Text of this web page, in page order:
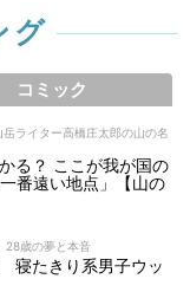
グ
コミック
ライター高橋庄太郎の山の名
る？ ここが我が国の
番遠い地点」【山の
28歳の夢と本音
寝たきり系男子ウッ